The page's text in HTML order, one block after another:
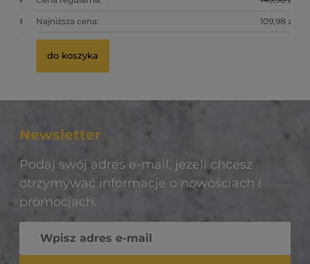
Najniższa cena: 109,98 zł
do koszyka
Newsletter
Podaj swój adres e-mail, jeżeli chcesz
otrzymywać informacje o nowościach i
promocjach.